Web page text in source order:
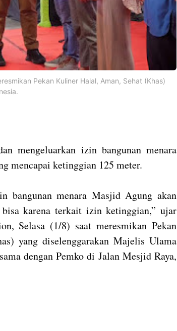
Pekan Kuliner Halal, Aman, Sehat (Khas)
mengeluarkan izin bangunan menara
mencapai ketinggian 125 meter.
bangunan menara Masjid Agung akan
karena terkait izin ketinggian,” ujar
Selasa (1/8) saat meresmikan Pekan
yang diselenggarakan Majelis Ulama
dengan Pemko di Jalan Mesjid Raya,